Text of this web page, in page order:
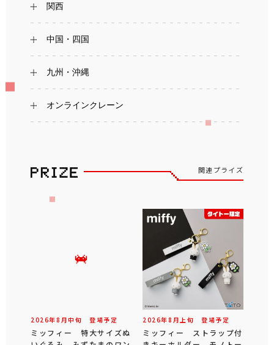
関西
中国・四国
九州・沖縄
オンラインクレーン
関連プライズ
2026年8 月中旬 登場予定
ミッフィー 特大サイズぬ
2026年8 月 上旬 登場予定
ミッフィー ストラップ付